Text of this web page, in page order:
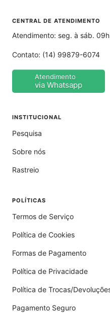
CENTRAL DE ATENDIMENTO
Atendimento: seg. à sáb.
Contato: (14) 99879-6074
Atendimento
via Whatsapp
INSTITUCIONAL
Pesquisa
Sobre nós
Rastreio
POLÍTICAS
Termos de Serviço
Política de Cookies
Formas de Pagamento
Política de Privacidade
Política de Trocas/
Pagamento Seguro